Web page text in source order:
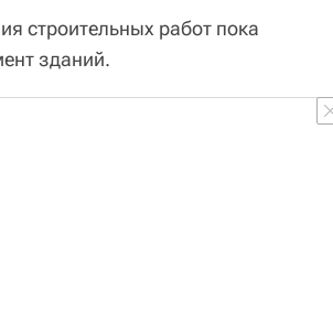
строительных работ пока
зданий.